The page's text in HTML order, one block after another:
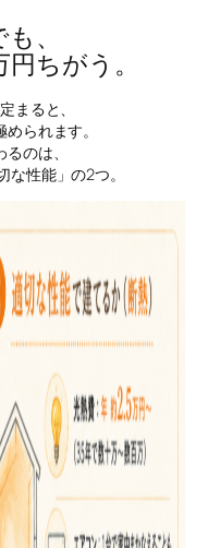
、
ちがう。
まると、
られます。
のは、
な性能」の2つ。